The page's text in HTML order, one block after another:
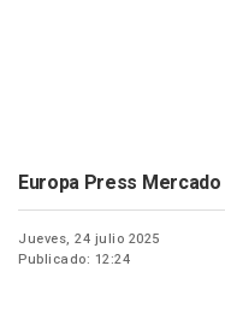
Europa Press
Jueves, 24 julio 2025
Publicado: 12:24